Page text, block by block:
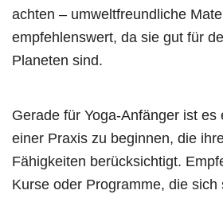
achten – umweltfreundliche
empfehlenswert, da sie gut für
Planeten sind.
Gerade für Yoga-Anfänger ist es
einer Praxis zu beginnen, die
Fähigkeiten berücksichtigt.
Kurse oder Programme, die sich